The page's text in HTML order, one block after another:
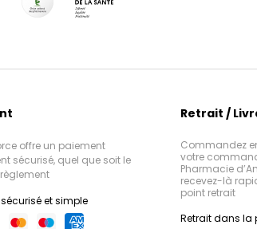
offre un paiement
sécurisé, quel que soit le
et simple
Retrait /
Commandez
votre
Pharmacie
recevez-là
point retrait
Retrait dans la